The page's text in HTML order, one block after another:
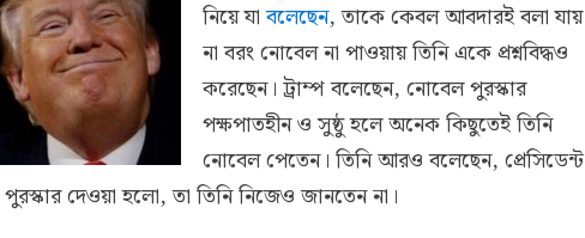
নিয়ে যাবলেছেন, তাকে কেবল আবদারই বলা যায়
না বরং নোবেল না পাওয়ায় তিনি একে প্রশ্নবিদ্ধও
করেছেন। ট্রাম্প বলেছেন, নোবেল পুরস্কার
পক্ষপাতহীন ও সুষ্ঠু হলে অনেক কিছুতেই তিনি
নোবেল পেতেন। তিনি আরও বলেছেন, প্রেসিডেন্ট
দেওয়া হলো, তা তিনি নিজেও জানতেন না।